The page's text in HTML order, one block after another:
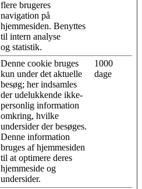
flere brugeres
navigation på
hjemmesiden. Benyttes
til intern analyse
og statistik.
Denne cookie bruges
kun under det aktuelle
besøg; her indsamles
der udelukkende ikke-
personlig information
omkring, hvilke
undersider der besøges.
Denne information
bruges af hjemmesiden
til at optimere deres
hjemmeside og
undersider.
1000
dage